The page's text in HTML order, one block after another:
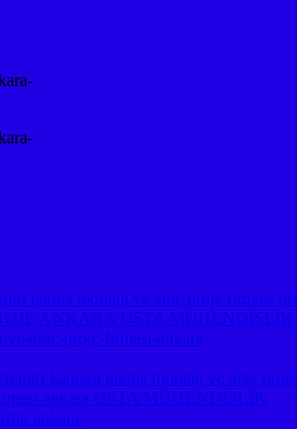
takma montajı ve araç proje firması
ANKARA USTA MÜHENDİSLİK
arac-proje-firmasi-ankara
kancası takma montajı ve araç proje
ankara USTA MÜHENDİSLİK
ankara ,